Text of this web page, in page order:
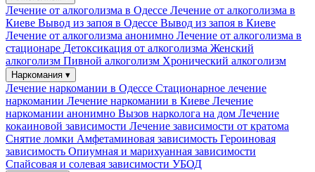
Лечение от алкоголизма в Одессе Лечение от алкоголизма в
Киеве Вывод из запоя в Одессе Вывод из запоя в Киеве
Лечение от алкоголизма анонимно Лечение от алкоголизма в
стационаре Детоксикация от алкоголизма Женский
алкоголизм Пивной алкоголизм Хронический алкоголизм
Наркомания ▾
Лечение наркомании в Одессе Стационарное лечение
наркомании Лечение наркомании в Киеве Лечение
наркомании анонимно Вызов нарколога на дом Лечение
кокаиновой зависимости Лечение зависимости от кратома
Снятие ломки Амфетаминовая зависимость Героиновая
зависимость Опиумная и марихуанная зависимости
Спайсовая и солевая зависимости УБОД